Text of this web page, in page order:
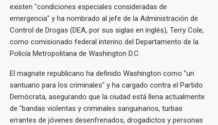
existen "condiciones especiales consideradas de
emergencia" y ha nombrado al jefe de la Administración de
Control de Drogas (DEA, por sus siglas en inglés), Terry Cole,
como comisionado federal interino del Departamento de la
Policía Metropolitana de Washington D.C.
El magnate republicano ha definido Washington como "un
santuario para los criminales" y ha cargado contra el Partido
Demócrata, asegurando que la ciudad está llena actualmente
de "bandas violentas y criminales sanguinarios, turbas
errantes de jóvenes desenfrenados, drogadictos y personas